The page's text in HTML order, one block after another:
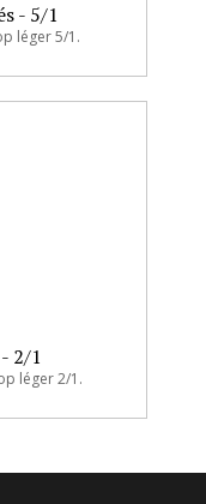
- 5/1
léger 5/1.
2/1
léger 2/1.